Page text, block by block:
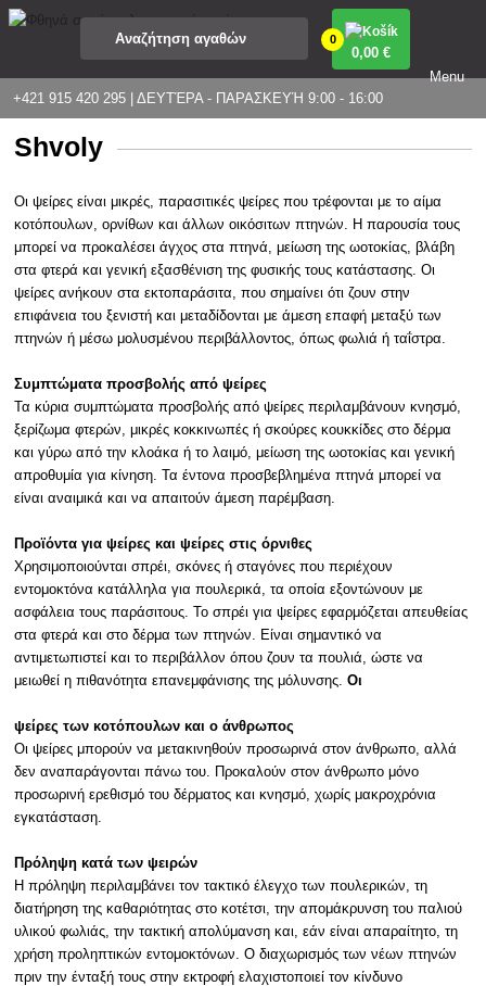
+421 915 420 295 | ΔΕΥΤΈΡΑ - ΠΑΡΑΣΚΕΥΉ 9:00 - 16:00
0
0,00 €
Menu
Shvoly
Οι ψείρες είναι μικρές, παρασιτικές ψείρες που τρέφονται με το αίμα
κοτόπουλων, ορνίθων και άλλων οικόσιτων πτηνών. Η παρουσία τους
μπορεί να προκαλέσει άγχος στα πτηνά, μείωση της ωοτοκίας, βλάβη
στα φτερά και γενική εξασθένιση της φυσικής τους κατάστασης. Οι
ψείρες ανήκουν στα εκτοπαράσιτα, που σημαίνει ότι ζουν στην
επιφάνεια του ξενιστή και μεταδίδονται με άμεση επαφή μεταξύ των
πτηνών ή μέσω μολυσμένου περιβάλλοντος, όπως φωλιά ή ταΐστρα.
Συμπτώματα προσβολής από ψείρες
Τα κύρια συμπτώματα προσβολής από ψείρες περιλαμβάνουν κνησμό,
ξερίζωμα φτερών, μικρές κοκκινωπές ή σκούρες κουκκίδες στο δέρμα
και γύρω από την κλοάκα ή το λαιμό, μείωση της ωοτοκίας και γενική
απροθυμία για κίνηση. Τα έντονα προσβεβλημένα πτηνά μπορεί να
είναι αναιμικά και να απαιτούν άμεση παρέμβαση.
Προϊόντα για ψείρες και ψείρες στις όρνιθες
Χρησιμοποιούνται σπρέι, σκόνες ή σταγόνες που περιέχουν
εντομοκτόνα κατάλληλα για πουλερικά, τα οποία εξοντώνουν με
ασφάλεια τους παράσιτους. Το σπρέι για ψείρες εφαρμόζεται απευθείας
στα φτερά και στο δέρμα των πτηνών. Είναι σημαντικό να
αντιμετωπιστεί και το περιβάλλον όπου ζουν τα πουλιά, ώστε να
μειωθεί η πιθανότητα επανεμφάνισης της μόλυνσης.Οι
ψείρες των κοτόπουλων και ο άνθρωπος
Οι ψείρες μπορούν να μετακινηθούν προσωρινά στον άνθρωπο, αλλά
δεν αναπαράγονται πάνω του. Προκαλούν στον άνθρωπο μόνο
προσωρινή ερεθισμό του δέρματος και κνησμό, χωρίς μακροχρόνια
εγκατάσταση.
Πρόληψη κατά των ψειρών
Η πρόληψη περιλαμβάνει τον τακτικό έλεγχο των πουλερικών, τη
διατήρηση της καθαριότητας στο κοτέτσι, την απομάκρυνση του παλιού
υλικού φωλιάς, την τακτική απολύμανση και, εάν είναι απαραίτητο, τη
χρήση προληπτικών εντομοκτόνων. Ο διαχωρισμός των νέων πτηνών
πριν την ένταξή τους στην εκτροφή ελαχιστοποιεί τον κίνδυνο